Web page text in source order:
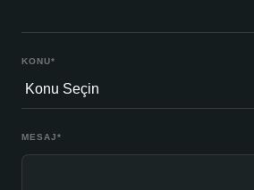
KONU*
MESAJ*